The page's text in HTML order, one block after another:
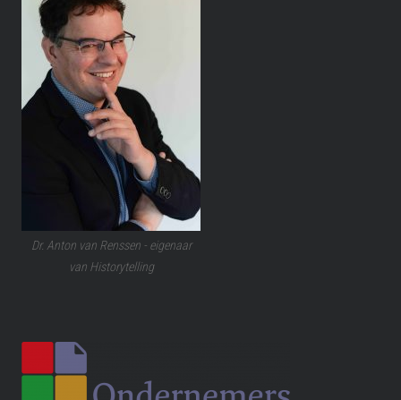
Dr. Anton van Renssen - eigenaar
van Historytelling